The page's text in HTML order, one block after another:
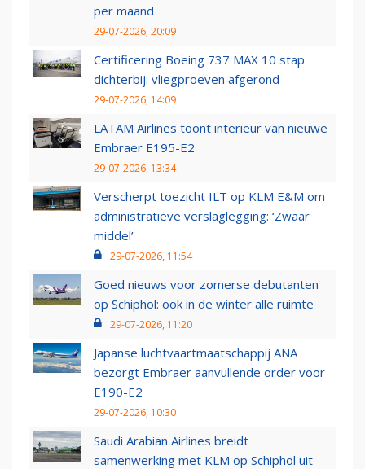
per maand
29-07-2026, 20:09
Certificering Boeing 737 MAX 10 stap
dichterbij: vliegproeven afgerond
29-07-2026, 14:09
LATAM Airlines toont interieur van nieuwe
Embraer E195-E2
29-07-2026, 13:34
Verscherpt toezicht ILT op KLM E&M om
administratieve verslaglegging: ‘Zwaar
middel’
29-07-2026, 11:54
Goed nieuws voor zomerse debutanten
op Schiphol: ook in de winter alle ruimte
29-07-2026, 11:20
Japanse luchtvaartmaatschappij ANA
bezorgt Embraer aanvullende order voor
E190-E2
29-07-2026, 10:30
Saudi Arabian Airlines breidt
samenwerking met KLM op Schiphol uit